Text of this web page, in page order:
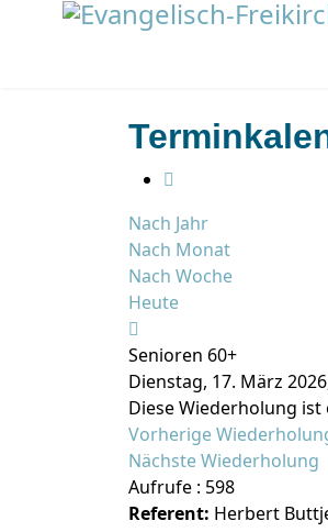
Nach Jahr
Nach Monat
Nach Woche
Heute
Senioren 60+
Dienstag, 17. März
Diese Wiederholung
Vorherige
Nächste Wiederholung
Aufrufe : 598
Referent: Herbert